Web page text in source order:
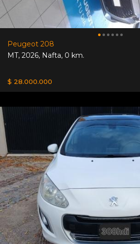
Peugeot 208
MT, 2026, Nafta, 0 km.
$ 28.000.000